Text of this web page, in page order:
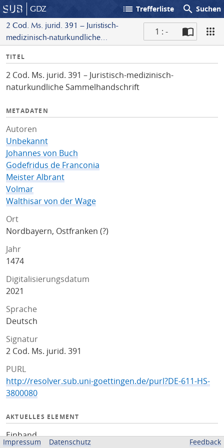
GDZ list Trefferliste search Suchen
2 Cod. Ms. jurid. 391 – Juristisch-
medizinisch-naturkundliche
1 : -
I
f
o
TITEL
2 Cod. Ms. jurid. 391 – Juristisch-medizinisch-
naturkundliche Sammelhandschrift
METADATEN
Autoren
Unbekannt
Johannes von Buch
Godefridus de Franconia
Meister Albrant
Volmar
Walthisar von der Wage
Ort
Nordbayern, Ostfranken (?)
Jahr
1474
Digitalisierungsdatum
2021
Sprache
Deutsch
Signatur
2 Cod. Ms. jurid. 391
PURL
http://resolver.sub.uni-goettingen.de/purl?DE-611-HS-
3800080
AKTUELLES ELEMENT
Einband
Impressum Datenschutz Feedback